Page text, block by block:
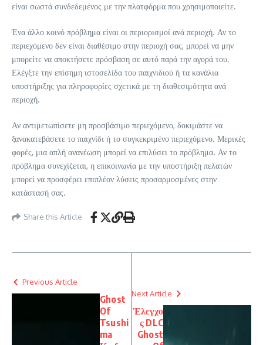
είναι σωστά συνδεδεμένος με την πλατφόρμα που χρησιμοποιείτε.
Ένα άλλο κοινό πρόβλημα είναι οι περιορισμοί ανά περιοχή. Αν το
περιεχόμενο δεν είναι διαθέσιμο στην περιοχή σας, μπορεί να μην
μπορείτε να αποκτήσετε πρόσβαση σε αυτό παρά την αγορά του.
Ελέγξτε την επίσημη ιστοσελίδα του παιχνιδιού ή τα κανάλια
υποστήριξης για πληροφορίες σχετικά με τη διαθεσιμότητα ανά
περιοχή.
Αν αντιμετωπίσετε μη προσβάσιμο περιεχόμενο, δοκιμάστε να
ξανακατεβάσετε το παιχνίδι ή το συγκεκριμένο περιεχόμενο. Μερικές
φορές, μια απλή ανανέωση μπορεί να επιλύσει το πρόβλημα. Αν το
πρόβλημα συνεχίζεται, η επικοινωνία με την υποστήριξη πελατών
μπορεί να προσφέρει επιπλέον λύσεις προσαρμοσμένες στην
κατάστασή σας.
Share this Article
Previous Article
Ghost
Of
Tsushi
ma
Next Article
Έλεγχο
ς DLC
Ghost